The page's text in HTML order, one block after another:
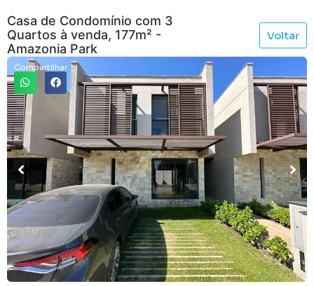
Casa de Condomínio com 3
Quartos à venda, 177m² -
Amazonia Park
Voltar
Compartilhar